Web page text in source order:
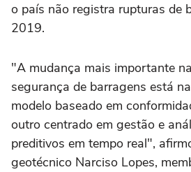
o país não registra rupturas de
2019.
"A mudança mais importante
segurança de barragens está
modelo baseado em
outro centrado em gestão e
preditivos em tempo real",
geotécnico Narciso Lopes,